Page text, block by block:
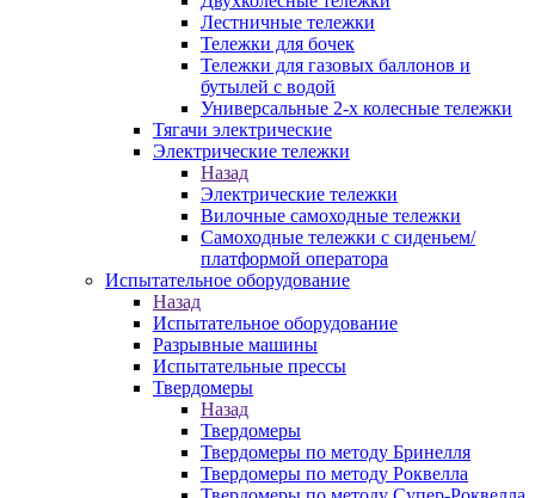
Лестничные тележки
Тележки для бочек
Тележки для газовых баллонов и
бутылей с водой
Универсальные 2-х колесные тележки
Тягачи электрические
Электрические тележки
Назад
Электрические тележки
Вилочные самоходные тележки
Самоходные тележки с сиденьем/
платформой оператора
Испытательное оборудование
Назад
Испытательное оборудование
Разрывные машины
Испытательные прессы
Твердомеры
Назад
Твердомеры
Твердомеры по методу Бринелля
Твердомеры по методу Роквелла